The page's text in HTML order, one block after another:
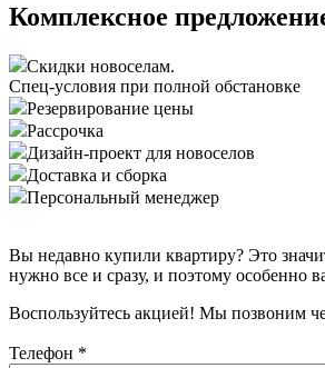
Комплексное
Скидки новоселам.
Спец-условия при полной обстановке
Резервирование цены
Рассрочка
Дизайн-проект для новоселов
Доставка и сборка
Персональный менеджер
Вы недавно купили квартиру? Это
нужно все и сразу, и поэтому особенно
Воспользуйтесь акцией! Мы позвоним
Телефон *